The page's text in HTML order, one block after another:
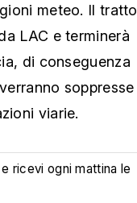
meteo. Il tratto
LAC e terminerà
di conseguenza
soppresse
viarie.
e ricevi ogni mattina le